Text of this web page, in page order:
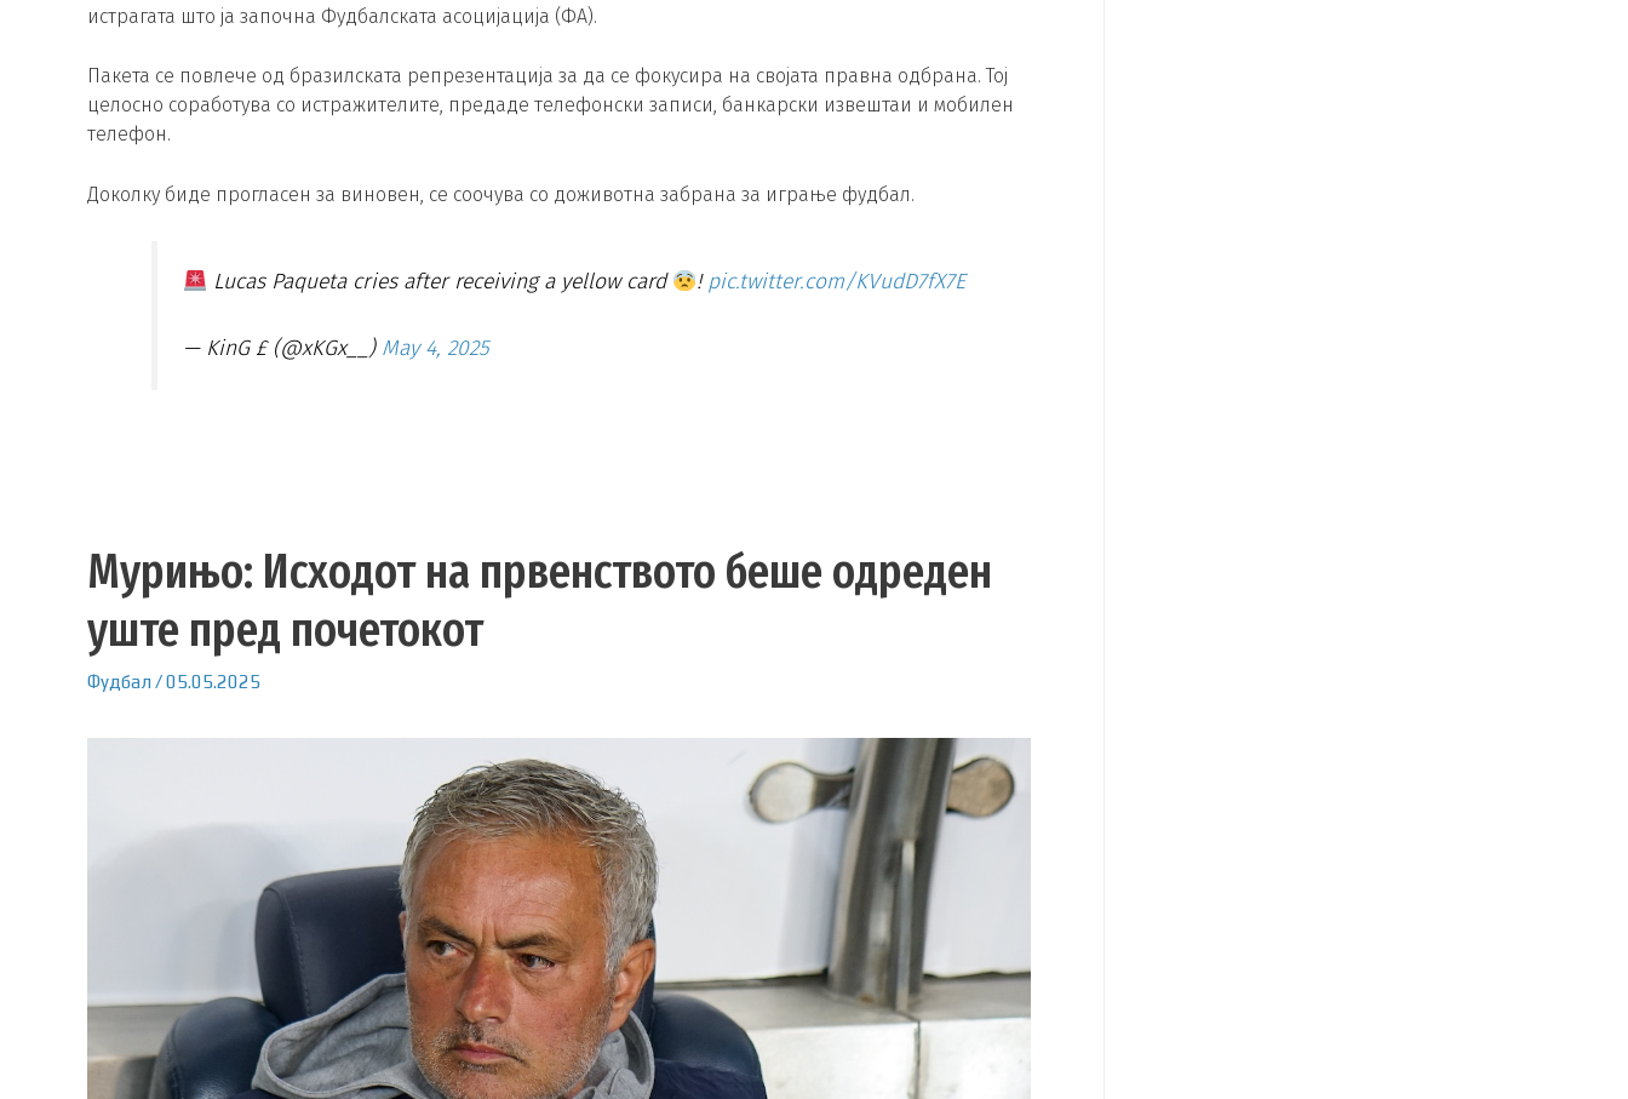
истрагата што ја започна Фудбалската асоцијација (ФА).
Пакета се повлече од бразилската репрезентација за да се фокусира на својата правна одбрана. Тој
целосно соработува со истражителите, предаде телефонски записи, банкарски извештаи и мобилен
телефон.
Доколку биде прогласен за виновен, се соочува со доживотна забрана за играње фудбал.
Lucas Paqueta cries after receiving a yellow card !pic.twitter.com/KVudD7fX7E
— KinG £ (@xKGx__) May 4, 2025
Мурињо: Исходот на првенството беше одреден
уште пред почетокот
Фудбал /05.05.2025